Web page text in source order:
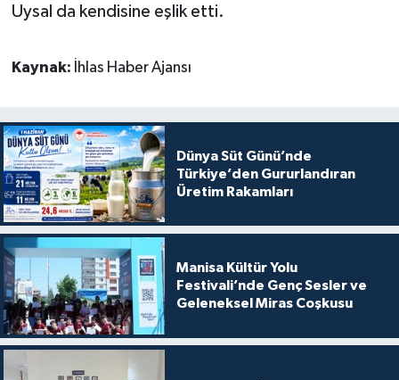
Uysal da kendisine eşlik etti.
Kaynak: İhlas Haber Ajansı
Dünya Süt Günü’nde
Türkiye’den Gururlandıran
Üretim Rakamları
Manisa Kültür Yolu
Festivali’nde Genç Sesler ve
Geleneksel Miras Coşkusu